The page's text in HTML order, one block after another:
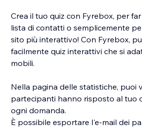
Crea il tuo quiz con Fyrebox, per
lista di contatti o semplicemente
sito più interattivo! Con Fyrebox,
facilmente quiz interattivi che si
mobili.
Nella pagina delle statistiche, puoi
partecipanti hanno risposto al tuo
ogni domanda.
È possibile esportare l'e-mail dei